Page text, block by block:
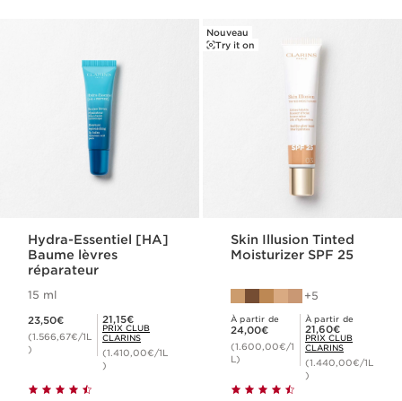
Hydra-Essentiel [HA]
Baume lèvres
réparateur
15 ml
23,50€
(1.566,67€/1L
)
Prix Club Clarins 21,15€
21,15€
PRIX CLUB
CLARINS
(1.410,00€/1L
)
Nouveau
Try it on
Skin Illusion Tinted
Moisturizer SPF 25
5
À partir de
Nouveau prix 24,00€
24,00€
(1.600,00€/1
L)
À partir de
Prix Club Clarins 21,60€
21,60€
PRIX CLUB
CLARINS
(1.440,00€/1L
)